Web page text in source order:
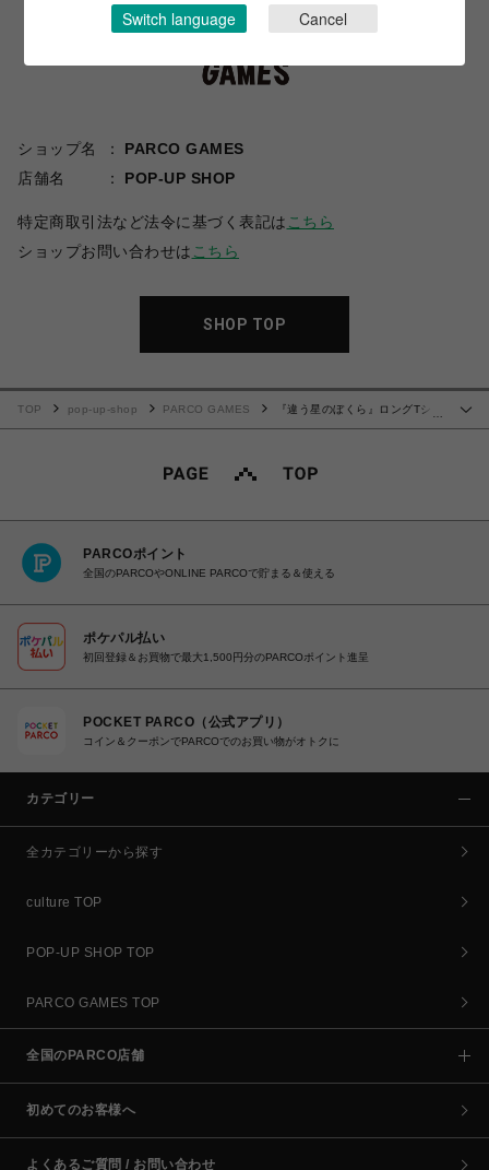
ショップ名
PARCO GAMES
店舗名
POP-UP SHOP
特定商取引法など法令に基づく表記は こちら
ショップお問い合わせは こちら
SHOP TOP
…
TOP pop-up-shop PARCO GAMES
『違う星のぼくら』ロングTシャ
PARCOポイント
全国のPARCOやONLINE PARCOで貯まる＆使える
ポケパル払い
初回登録＆お買物で最大1,500円分のPARCOポイント進呈
POCKET PARCO（公式アプリ）
コイン＆クーポンでPARCOでのお買い物がオトクに
カテゴリー
全カテゴリーから探す
culture TOP
POP-UP SHOP TOP
PARCO GAMES TOP
全国のPARCO店舗
初めてのお客様へ
よくあるご質問 / お問い合わせ
Switch language Cancel